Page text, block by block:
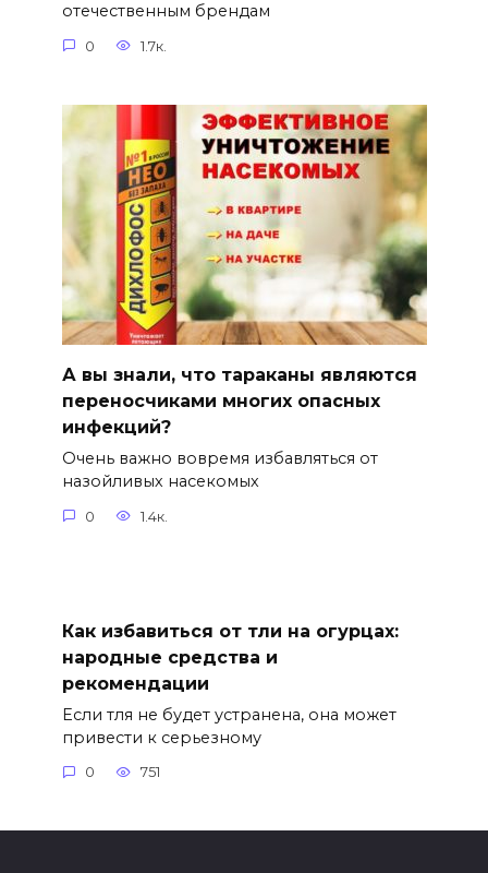
отечественным брендам
0 1.7к.
А вы знали, что тараканы являются
переносчиками многих опасных
инфекций?
Очень важно вовремя избавляться от
назойливых насекомых
0 1.4к.
Как избавиться от тли на огурцах:
народные средства и
рекомендации
Если тля не будет устранена, она может
привести к серьезному
0 751